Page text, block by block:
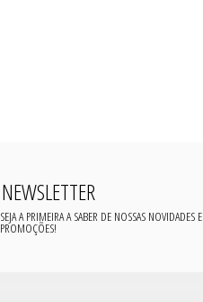
NEWSLETTER
SEJA A PRIMEIRA A SABER DE NOSSAS NOVIDADES E
PROMOÇÕES!